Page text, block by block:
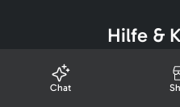
Hilfe &
Chat